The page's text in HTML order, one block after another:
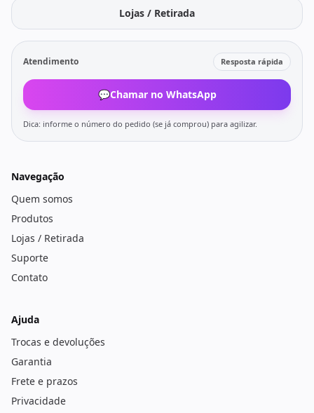
Lojas / Retirada
Atendimento Resposta rápida
💬Chamar no WhatsApp
Dica: informe o número do pedido (se já comprou) para agilizar.
Navegação
Quem somos
Produtos
Lojas / Retirada
Suporte
Contato
Ajuda
Trocas e devoluções
Garantia
Frete e prazos
Privacidade